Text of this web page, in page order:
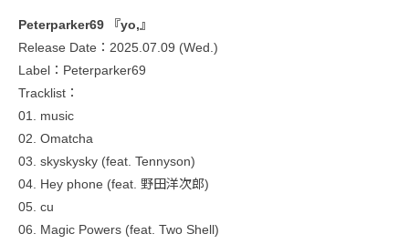
Peterparker69 『yo,』
Release Date：2025.07.09 (Wed.)
Label：Peterparker69
Tracklist：
01. music
02. Omatcha
03. skyskysky (feat. Tennyson)
04. Hey phone (feat. 野田洋次郎)
05. cu
06. Magic Powers (feat. Two Shell)